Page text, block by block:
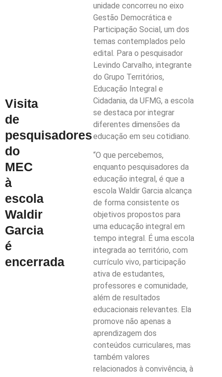
Visita
de
pesquisadores
do
MEC
à
escola
Waldir
Garcia
é
encerrada
unidade concorreu no eixo
Gestão Democrática e
Participação Social, um dos
temas contemplados pelo
edital. Para o pesquisador
Levindo Carvalho, integrante
do Grupo Territórios,
Educação Integral e
Cidadania, da UFMG, a escola
se destaca por integrar
diferentes dimensões da
educação em seu cotidiano.
“O que percebemos,
enquanto pesquisadores da
educação integral, é que a
escola Waldir Garcia alcança
de forma consistente os
objetivos propostos para
uma educação integral em
tempo integral. É uma escola
integrada ao território, com
currículo vivo, participação
ativa de estudantes,
professores e comunidade,
além de resultados
educacionais relevantes. Ela
promove não apenas a
aprendizagem dos
conteúdos curriculares, mas
também valores
relacionados à convivência, à